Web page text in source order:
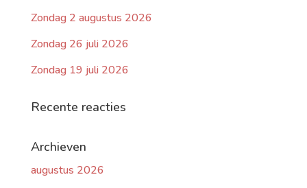
Zondag 2 augustus 2026
Zondag 26 juli 2026
Zondag 19 juli 2026
Recente reacties
Archieven
augustus 2026